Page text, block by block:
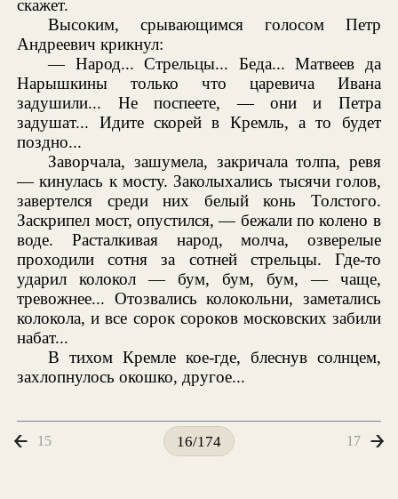
скажет.
Высоким, срывающимся голосом Петр
Андреевич крикнул:
— Народ... Стрельцы... Беда... Матвеев да
Нарышкины только что царевича Ивана
задушили... Не поспеете, — они и Петра
задушат... Идите скорей в Кремль, а то будет
поздно...
Заворчала, зашумела, закричала толпа, ревя
— кинулась к мосту. Заколыхались тысячи голов,
завертелся среди них белый конь Толстого.
Заскрипел мост, опустился, — бежали по колено в
воде. Расталкивая народ, молча, озверелые
проходили сотня за сотней стрельцы. Где-то
ударил колокол — бум, бум, бум, — чаще,
тревожнее... Отозвались колокольни, заметались
колокола, и все сорок сороков московских забили
набат...
В тихом Кремле кое-где, блеснув солнцем,
захлопнулось окошко, другое...
15 16/174 17